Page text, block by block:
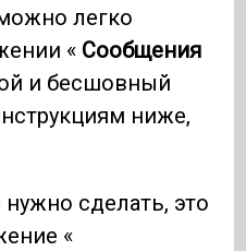
легко
« Сообщения
и бесшовный
ниже,
сделать, это
«